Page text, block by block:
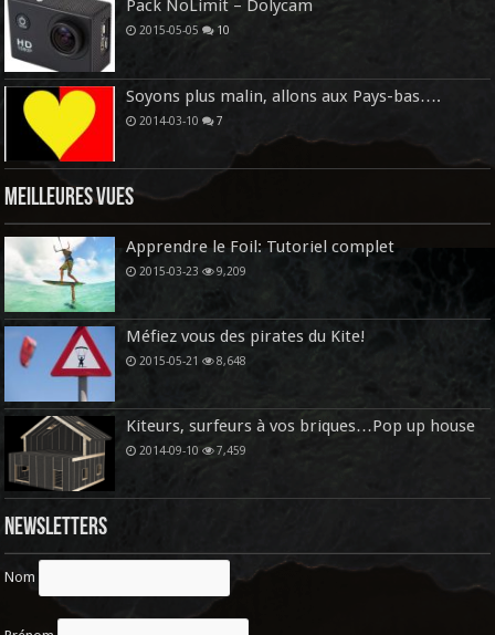
Pack NoLimit – Dolycam
2015-05-05 10
Soyons plus malin, allons aux Pays-bas….
2014-03-10 7
Meilleures vues
Apprendre le Foil: Tutoriel complet
2015-03-23 9,209
Méfiez vous des pirates du Kite!
2015-05-21 8,648
Kiteurs, surfeurs à vos briques…Pop up house
2014-09-10 7,459
Newsletters
Nom